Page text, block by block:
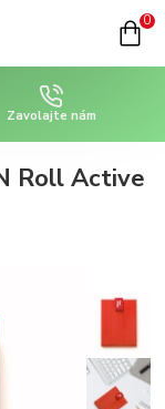
0
Zavolajte nám
Roll Active